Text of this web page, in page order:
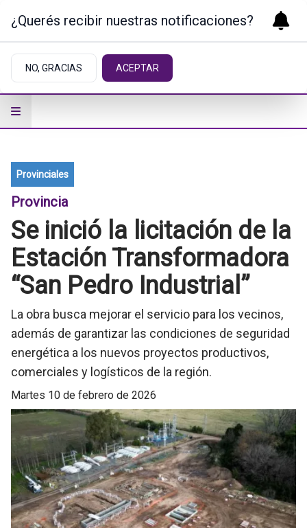
Provinciales
Provincia
Se inició la licitación de la
Estación Transformadora
“San Pedro Industrial”
La obra busca mejorar el servicio para los vecinos,
además de garantizar las condiciones de seguridad
energética a los nuevos proyectos productivos,
comerciales y logísticos de la región.
martes 10 de febrero de 2026
¿Querés recibir nuestras notificaciones?
NO, GRACIAS ACEPTAR